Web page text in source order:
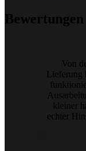
Bewertungen
Von
Lieferung
kleiner
echter